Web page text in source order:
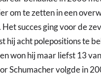
om te zetten in een
succes ging voor de
hij acht polepositions te
won hij maar liefst 13
Schumacher volgde in